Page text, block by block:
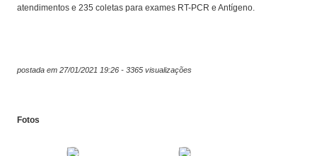
atendimentos e 235 coletas para exames RT-PCR e Antígeno.
postada em 27/01/2021 19:26 - 3365 visualizações
Fotos